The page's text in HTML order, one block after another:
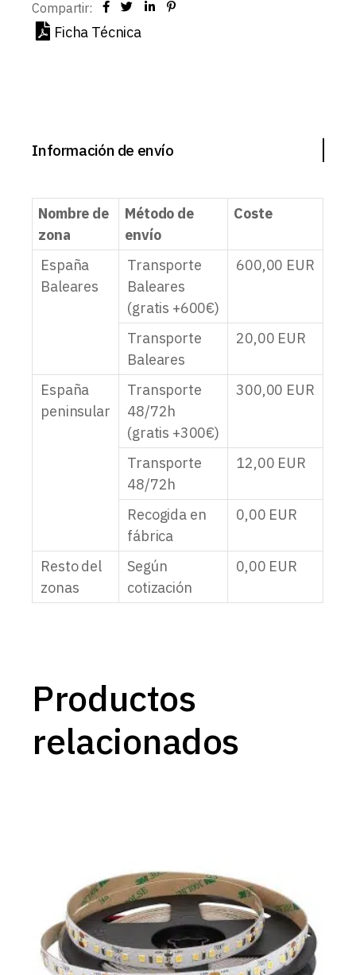
Compartir:
Ficha Técnica
Información de envío
Nombre de
zona
Método de
envío
Coste
España
Baleares
Transporte
Baleares
(gratis +600€)
600,00 EUR
Transporte
Baleares
20,00 EUR
España
peninsular
Transporte
48/72h
(gratis +300€)
300,00 EUR
Transporte
48/72h
12,00 EUR
Recogida en
fábrica
0,00 EUR
Resto del
zonas
Según
cotización
0,00 EUR
Productos
relacionados